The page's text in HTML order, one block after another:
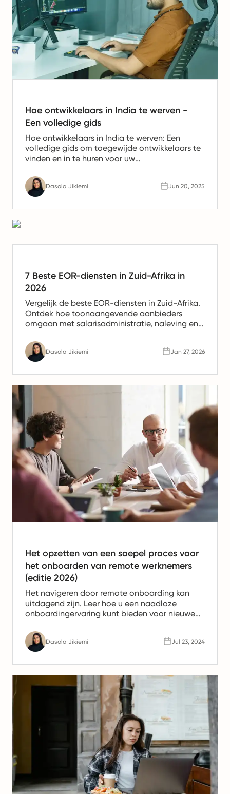
Hoe ontwikkelaars in India te werven -
Een volledige gids
Hoe ontwikkelaars in India te werven: Een
volledige gids om toegewijde ontwikkelaars te
vinden en in te huren voor uw
ontwikkelaars uit India!
Dasola Jikiemi Jun 20, 2025
7 Beste EOR-diensten in Zuid-Afrika in
2026
Vergelijk de beste EOR-diensten in Zuid-Afrika.
Ontdek hoe toonaangevende aanbieders
omgaan met salarisadministratie, naleving en
werven en sneller te groeien.
Dasola Jikiemi Jan 27, 2026
Het opzetten van een soepel proces voor
het onboarden van remote werknemers
(editie 2026)
Het navigeren door remote onboarding kan
uitdagend zijn. Leer hoe u een naadloze
onboardingervaring kunt bieden voor nieuwe
Dasola Jikiemi Jul 23, 2024